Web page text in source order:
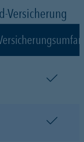
Versicherung